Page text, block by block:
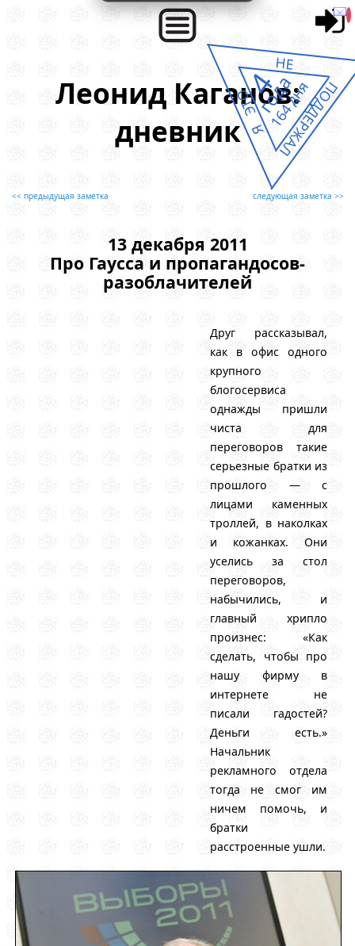
Леонид Каганов:
дневник
<< предыдущая заметка следующая заметка >>
13 декабря 2011
Про Гаусса и пропагандосов-
разоблачителей
Друг рассказывал,
как в офис одного
крупного
блогосервиса
однажды пришли
чиста для
переговоров такие
серьезные братки из
прошлого — с
лицами каменных
троллей, в наколках
и кожанках. Они
уселись за стол
переговоров,
набычились, и
главный хрипло
произнес: «Как
сделать, чтобы про
нашу фирму в
интернете не
писали гадостей?
Деньги есть.»
Начальник
рекламного отдела
тогда не смог им
ничем помочь, и
братки
расстроенные ушли.
Я ЭТО
НЕ
ПОДДЕРЖАЛ
4
года
164 дня